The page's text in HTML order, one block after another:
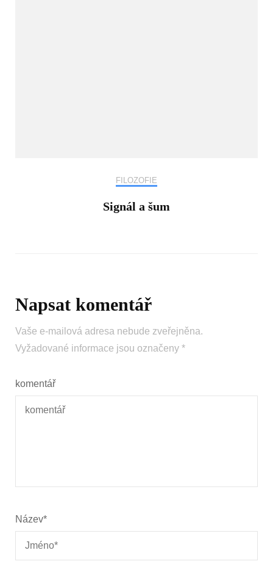
FILOZOFIE
Signál a šum
Napsat komentář
Vaše e-mailová adresa nebude zveřejněna.
Vyžadované informace jsou označeny *
komentář
Název*